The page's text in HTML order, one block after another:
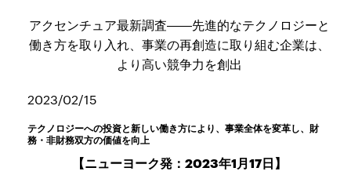
アクセンチュア最新調査――先進的なテクノロジーと
働き方を取り入れ、事業の再創造に取り組む企業は、
より高い競争力を創出
2023/02/15
テクノロジーへの投資と新しい働き方により、事業全体を変革し、財
務・非財務双方の価値を向上
【ニューヨーク発：2023年1月17日】